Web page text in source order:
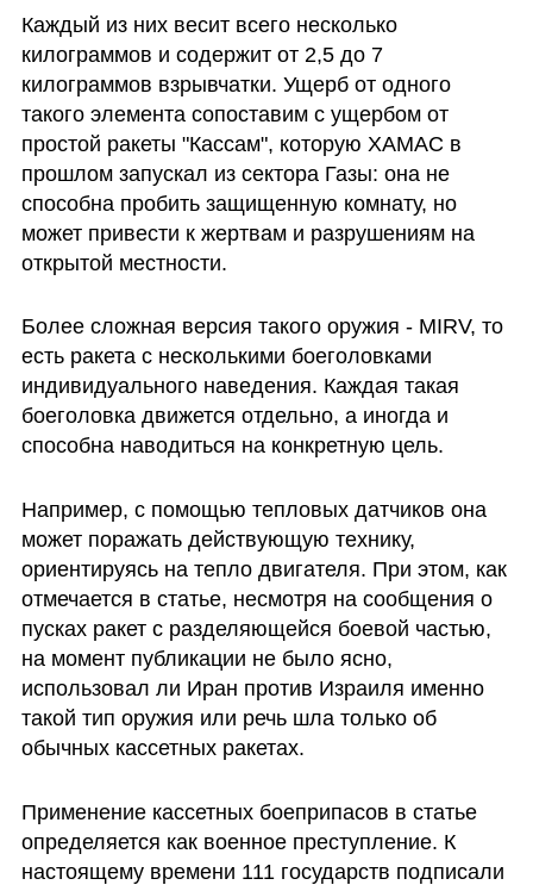
Каждый из них весит всего несколько
килограммов и содержит от 2,5 до 7
килограммов взрывчатки. Ущерб от одного
такого элемента сопоставим с ущербом от
простой ракеты "Кассам", которую ХАМАС в
прошлом запускал из сектора Газы: она не
способна пробить защищенную комнату, но
может привести к жертвам и разрушениям на
открытой местности.
Более сложная версия такого оружия - MIRV, то
есть ракета с несколькими боеголовками
индивидуального наведения. Каждая такая
боеголовка движется отдельно, а иногда и
способна наводиться на конкретную цель.
Например, с помощью тепловых датчиков она
может поражать действующую технику,
ориентируясь на тепло двигателя. При этом, как
отмечается в статье, несмотря на сообщения о
пусках ракет с разделяющейся боевой частью,
на момент публикации не было ясно,
использовал ли Иран против Израиля именно
такой тип оружия или речь шла только об
обычных кассетных ракетах.
Применение кассетных боеприпасов в статье
определяется как военное преступление. К
настоящему времени 111 государств подписали